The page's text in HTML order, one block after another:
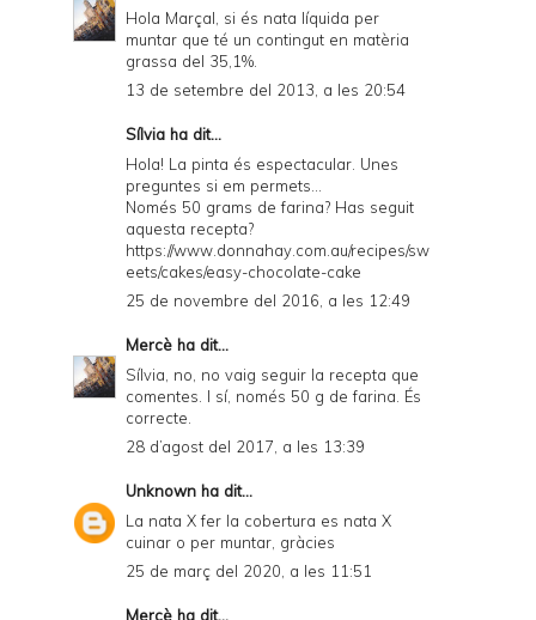
Hola Marçal, si és nata líquida per
muntar que té un contingut en matèria
grassa del 35,1%.
13 de setembre del 2013, a les 20:54
Sílvia ha dit...
Hola! La pinta és espectacular. Unes
preguntes si em permets...
Només 50 grams de farina? Has seguit
aquesta recepta?
https://www.donnahay.com.au/recipes/sw
eets/cakes/easy-chocolate-cake
25 de novembre del 2016, a les 12:49
Mercè ha dit...
Sílvia, no, no vaig seguir la recepta que
comentes. I sí, només 50 g de farina. És
correcte.
28 d’agost del 2017, a les 13:39
Unknown ha dit...
La nata X fer la cobertura es nata X
cuinar o per muntar, gràcies
25 de març del 2020, a les 11:51
Mercè ha dit...